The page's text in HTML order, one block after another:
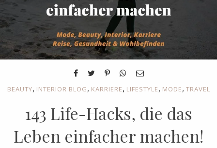
BEAUTY, INTERIOR BLOG, KARRIERE, LIFESTYLE, MODE, TRAVEL
143 Life-Hacks, die das
Leben einfacher machen!